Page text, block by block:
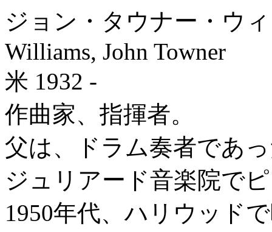
ジョン・タウナー・ウ
Williams, John Towner
米 1932 -
作曲家、指揮者。
父は、ドラム奏者であ
ジュリアード音楽院で
1950年代、ハリウッド